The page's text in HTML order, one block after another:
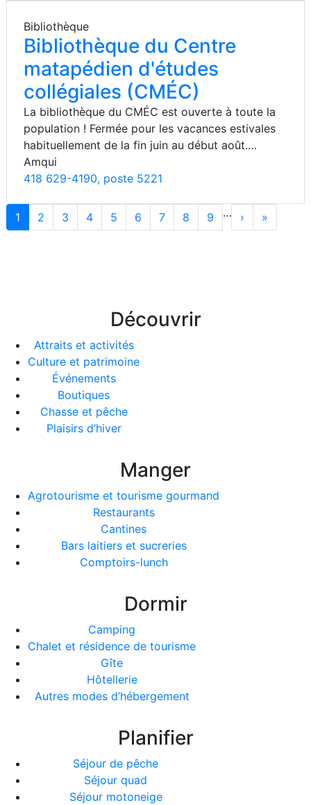
Bibliothèque
Bibliothèque du Centre
matapédien d'études
collégiales (CMÉC)
La bibliothèque du CMÉC est ouverte à toute la
population ! Fermée pour les vacances estivales
habituellement de la fin juin au début août.…
Amqui
418 629-4190, poste 5221
Pagination
1 2 3 4 5 6 7 8 9 … › Suivant ›
»
Découvrir
Attraits et activités
Culture et patrimoine
Événements
Boutiques
Chasse et pêche
Plaisirs d’hiver
Manger
Agrotourisme et tourisme gourmand
Restaurants
Cantines
Bars laitiers et sucreries
Comptoirs-lunch
Dormir
Camping
Chalet et résidence de tourisme
Gîte
Hôtellerie
Autres modes d’hébergement
Planifier
Séjour de pêche
Séjour quad
Séjour motoneige